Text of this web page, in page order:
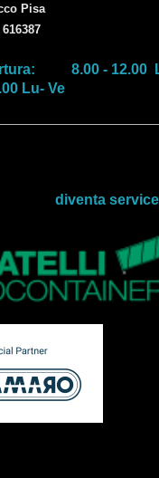
Pisa
8.00 -
Lu- Ve
service